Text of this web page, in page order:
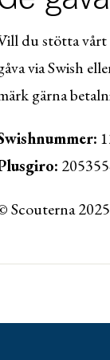
du stötta vårt
via Swish
gärna
Scouterna